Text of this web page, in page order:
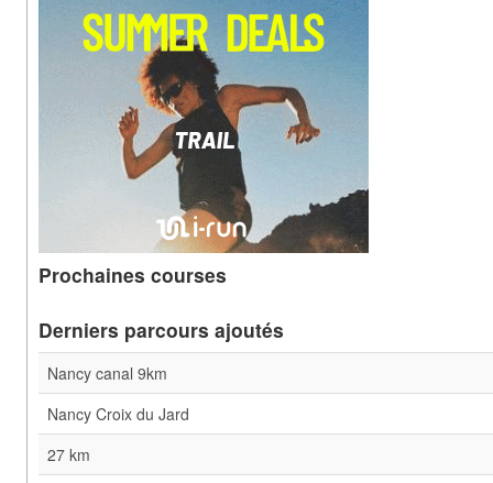
Prochaines courses
Derniers parcours ajoutés
Nancy canal 9km
Nancy Croix du Jard
27 km